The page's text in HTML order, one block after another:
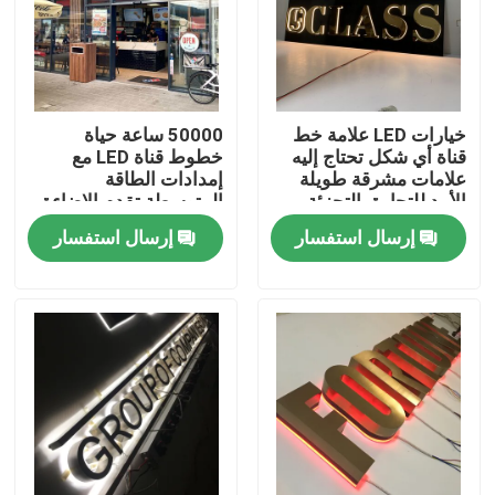
جولة في المعمل
مراقبة الجودة
اتصل بنا
3D علامة الرسالة
قناة الرسالة التوقيع
علامة الرسالة الخلفية
خيارات LED علامة خط
قناة أي شكل تحتاج إليه
علامات مشرقة طويلة
الأمد للتجارة بالتجزئة
والعلامات التجارية
للشركاتإرسال استفسار
50000 ساعة حياة
خطوط قناة LED مع
إمدادات الطاقة
المتوسطة تقدم الإضاءة
وأداء الإشارات التجارية
على المدى الطويل
إرسال استفسار